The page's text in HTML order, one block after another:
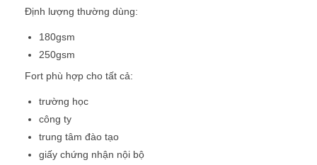
Định lượng thường dùng:
180gsm
250gsm
Fort phù hợp cho tất cả:
trường học
công ty
trung tâm đào tạo
giấy chứng nhận nội bộ